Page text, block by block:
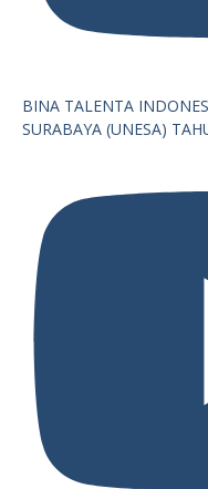
BINA TALENTA
SURABAYA (UNESA)